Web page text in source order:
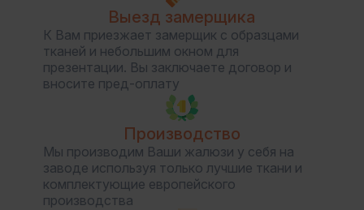
Выезд замерщика
К Вам приезжает замерщик с образцами
тканей и небольшим окном для
презентации. Вы заключаете договор и
вносите пред-оплату
Производство
Мы производим Ваши жалюзи у себя на
заводе используя только лучшие ткани и
комплектующие европейского
производства